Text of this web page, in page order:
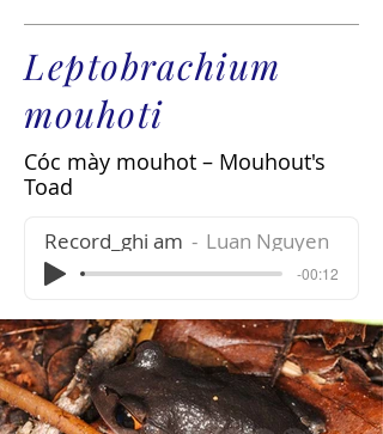
Leptobrachium
mouhoti
Cóc mày mouhot – Mouhout's
Toad
Record_ghi am Luan Nguyen
-00:12